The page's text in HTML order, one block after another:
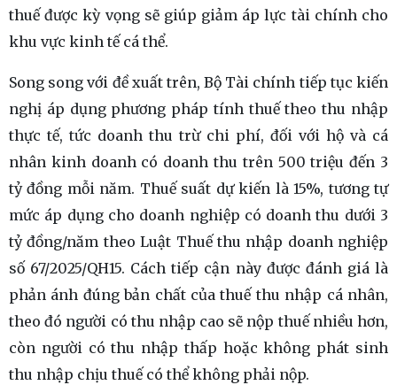
thuế được kỳ vọng sẽ giúp giảm áp lực tài chính cho
khu vực kinh tế cá thể.
Song song với đề xuất trên, Bộ Tài chính tiếp tục kiến
nghị áp dụng phương pháp tính thuế theo thu nhập
thực tế, tức doanh thu trừ chi phí, đối với hộ và cá
nhân kinh doanh có doanh thu trên 500 triệu đến 3
tỷ đồng mỗi năm. Thuế suất dự kiến là 15%, tương tự
mức áp dụng cho doanh nghiệp có doanh thu dưới 3
tỷ đồng/năm theo Luật Thuế thu nhập doanh nghiệp
số 67/2025/QH15. Cách tiếp cận này được đánh giá là
phản ánh đúng bản chất của thuế thu nhập cá nhân,
theo đó người có thu nhập cao sẽ nộp thuế nhiều hơn,
còn người có thu nhập thấp hoặc không phát sinh
thu nhập chịu thuế có thể không phải nộp.